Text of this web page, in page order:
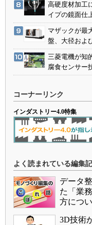
高硬度材加工
イプの鏡面仕
マザックが最
盤、大径およ
三菱電機が知
腐食センサー
コーナーリンク
インダストリー4.0特集
よく読まれている編集
データ
た「業
方につ
3D技術